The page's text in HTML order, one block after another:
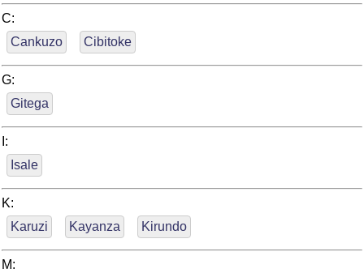
C:
Cankuzo
Cibitoke
G:
Gitega
I:
Isale
K:
Karuzi
Kayanza Kirundo
M: